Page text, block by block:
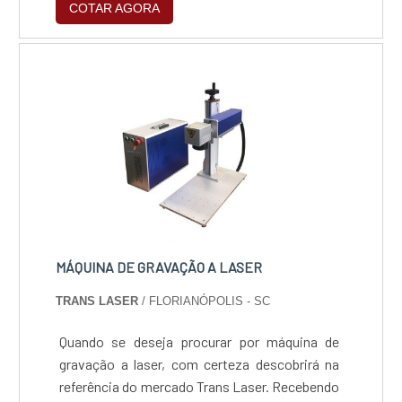
experientes..
uso, desde que tomada as devidas precauções
em seu manuseio. Considerado um insumo
como função a agitação dos elétrons,
momento em que a energização acontece,
produzindo feixes de laser. Os raios emiti.
COTAR AGORA
MÁQUINA DE GRAVAÇÃO A LASER
TRANS LASER / FLORIANÓPOLIS - SC
Quando se deseja procurar por máquina de
gravação a laser, com certeza descobrirá na
referência do mercado Trans Laser. Recebendo